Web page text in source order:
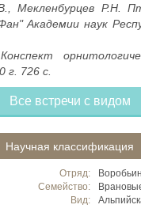
Мекленбурцев Р.Н.
Академии наук
г. 726 с.
Все встречи с видом
Научная классификация
Отряд:
Семейство:
Вид: